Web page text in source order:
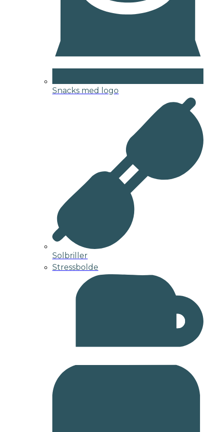
Snacks med logo
Solbriller
Stressbolde